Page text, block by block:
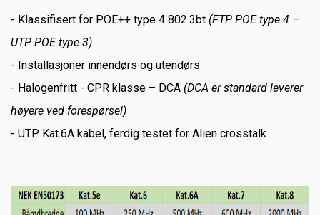
- Klassifisert for POE++ type 4 802.3bt (FTP POE type 4 –
UTP POE type 3)
- Installasjoner innendørs og utendørs
- Halogenfritt - CPR klasse – DCA (DCA er standard leverer
høyere ved forespørsel)
- UTP Kat.6A kabel, ferdig testet for Alien crosstalk